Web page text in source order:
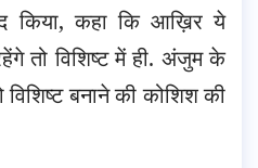
किया, कहा कि आख़िर ये
तो विशिष्ट में ही. अंजुम के
विशिष्ट बनाने की कोशिश की